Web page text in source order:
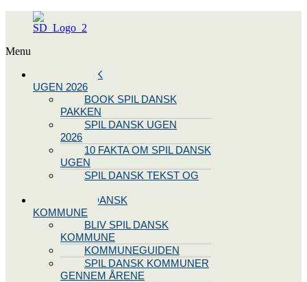
Menu
SPIL DANSK
UGEN 2026
BOOK SPIL DANSK
PAKKEN
SPIL DANSK UGEN
2026
10 FAKTA OM SPIL DANSK
UGEN
SPIL DANSK TEKST OG
BLIV SPIL DANSK
KOMMUNE
BLIV SPIL DANSK
KOMMUNE
KOMMUNEGUIDEN
SPIL DANSK KOMMUNER
GENNEM ÅRENE